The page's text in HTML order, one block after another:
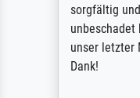
sorgfältig
unbeschadet
unser letzter
Dank!